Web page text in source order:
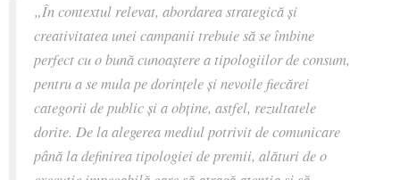
„În contextul relevat, abordarea strategică și
creativitatea unei campanii trebuie să se îmbine
perfect cu o bună cunoaștere a tipologiilor de consum,
pentru a se mula pe dorințele și nevoile fiecărei
categorii de public și a obține, astfel, rezultatele
dorite. De la alegerea mediul potrivit de comunicare
până la definirea tipologiei de premii, alături de o